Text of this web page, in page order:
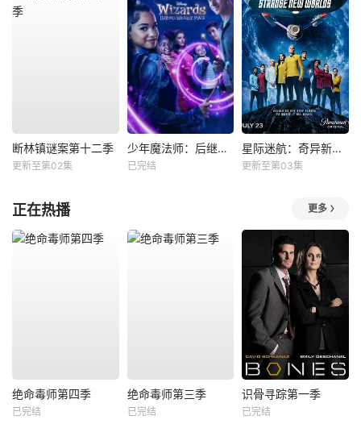
断林镇谜案第十二季
更新至第02集
少年魔法师：后继者第三季
已完结
星际迷航：奇异新世界第四季
更新至第03集
正在热播 更多
绝命毒师第四季
已完结
绝命毒师第三季
已完结
识骨寻踪第一季
已完结